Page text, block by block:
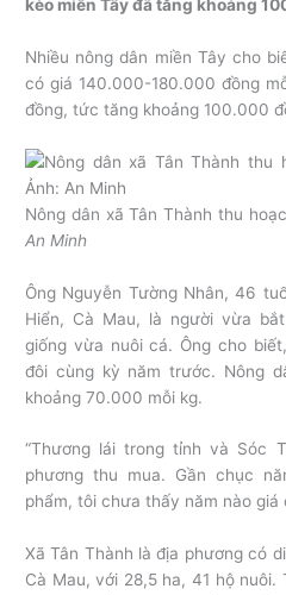
kèo miền Tây đã tăng khoảng
Nhiều nông dân miền Tây cho
có giá 140.000-180.000 đồng
đồng, tức tăng khoảng 100.000
Nông dân xã Tân Thành thu
An Minh
Ông Nguyễn Tường Nhân, 46
Hiển, Cà Mau, là người vừa
giống vừa nuôi cá. Ông cho
đôi cùng kỳ năm trước. Nông
khoảng 70.000 mỗi kg.
“Thương lái trong tỉnh và Sóc
phương thu mua. Gần chục
phẩm, tôi chưa thấy năm nào giá
Xã Tân Thành là địa phương có
Cà Mau, với 28,5 ha, 41 hộ